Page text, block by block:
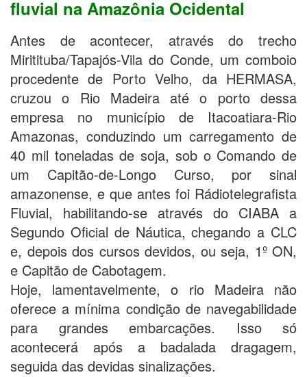
fluvial na Amazônia Ocidental
Antes de acontecer, através do trecho
Miritituba/Tapajós-Vila do Conde, um comboio
procedente de Porto Velho, da HERMASA,
cruzou o Rio Madeira até o porto dessa
empresa no município de Itacoatiara-Rio
Amazonas, conduzindo um carregamento de
40 mil toneladas de soja, sob o Comando de
um Capitão-de-Longo Curso, por sinal
amazonense, e que antes foi Rádiotelegrafista
Fluvial, habilitando-se através do CIABA a
Segundo Oficial de Náutica, chegando a CLC
e, depois dos cursos devidos, ou seja, 1º ON,
e Capitão de Cabotagem.
Hoje, lamentavelmente, o rio Madeira não
oferece a mínima condição de navegabilidade
para grandes embarcações. Isso só
acontecerá após a badalada dragagem,
seguida das devidas sinalizações.